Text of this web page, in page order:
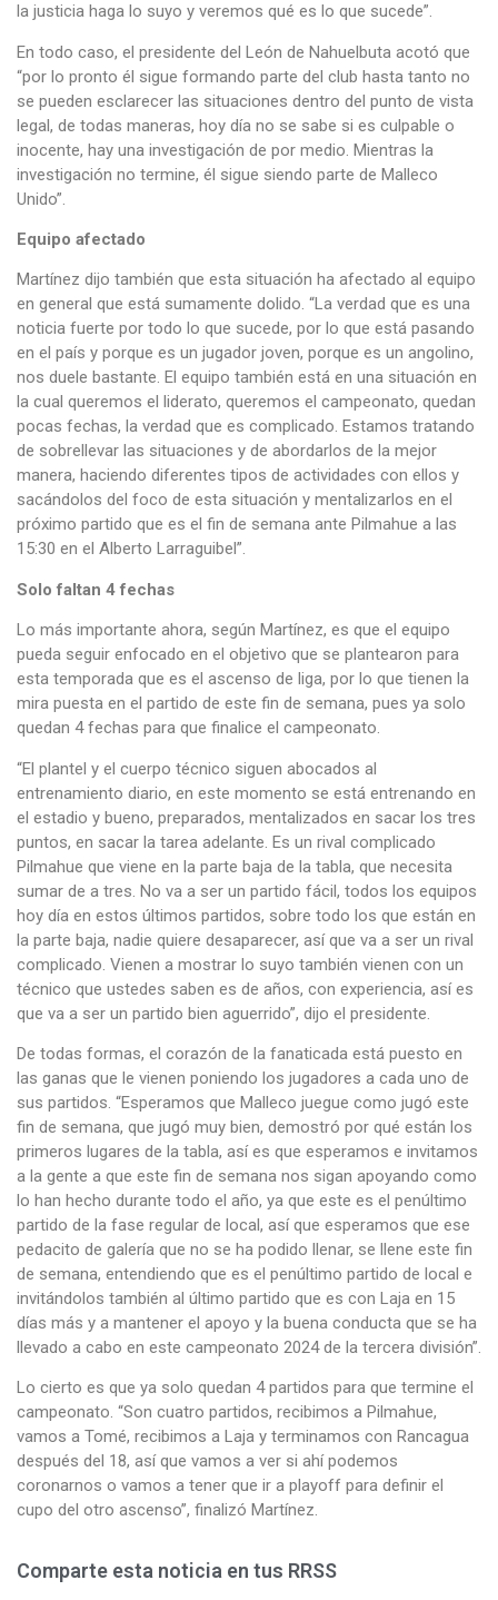
la justicia haga lo suyo y veremos qué es lo que sucede”.
En todo caso, el presidente del León de Nahuelbuta acotó que
“por lo pronto él sigue formando parte del club hasta tanto no
se pueden esclarecer las situaciones dentro del punto de vista
legal, de todas maneras, hoy día no se sabe si es culpable o
inocente, hay una investigación de por medio. Mientras la
investigación no termine, él sigue siendo parte de Malleco
Unido”.
Equipo afectado
Martínez dijo también que esta situación ha afectado al equipo
en general que está sumamente dolido. “La verdad que es una
noticia fuerte por todo lo que sucede, por lo que está pasando
en el país y porque es un jugador joven, porque es un angolino,
nos duele bastante. El equipo también está en una situación en
la cual queremos el liderato, queremos el campeonato, quedan
pocas fechas, la verdad que es complicado. Estamos tratando
de sobrellevar las situaciones y de abordarlos de la mejor
manera, haciendo diferentes tipos de actividades con ellos y
sacándolos del foco de esta situación y mentalizarlos en el
próximo partido que es el fin de semana ante Pilmahue a las
15:30 en el Alberto Larraguibel”.
Solo faltan 4 fechas
Lo más importante ahora, según Martínez, es que el equipo
pueda seguir enfocado en el objetivo que se plantearon para
esta temporada que es el ascenso de liga, por lo que tienen la
mira puesta en el partido de este fin de semana, pues ya solo
quedan 4 fechas para que finalice el campeonato.
“El plantel y el cuerpo técnico siguen abocados al
entrenamiento diario, en este momento se está entrenando en
el estadio y bueno, preparados, mentalizados en sacar los tres
puntos, en sacar la tarea adelante. Es un rival complicado
Pilmahue que viene en la parte baja de la tabla, que necesita
sumar de a tres. No va a ser un partido fácil, todos los equipos
hoy día en estos últimos partidos, sobre todo los que están en
la parte baja, nadie quiere desaparecer, así que va a ser un rival
complicado. Vienen a mostrar lo suyo también vienen con un
técnico que ustedes saben es de años, con experiencia, así es
que va a ser un partido bien aguerrido”, dijo el presidente.
De todas formas, el corazón de la fanaticada está puesto en
las ganas que le vienen poniendo los jugadores a cada uno de
sus partidos. “Esperamos que Malleco juegue como jugó este
fin de semana, que jugó muy bien, demostró por qué están los
primeros lugares de la tabla, así es que esperamos e invitamos
a la gente a que este fin de semana nos sigan apoyando como
lo han hecho durante todo el año, ya que este es el penúltimo
partido de la fase regular de local, así que esperamos que ese
pedacito de galería que no se ha podido llenar, se llene este fin
de semana, entendiendo que es el penúltimo partido de local e
invitándolos también al último partido que es con Laja en 15
días más y a mantener el apoyo y la buena conducta que se ha
llevado a cabo en este campeonato 2024 de la tercera división”.
Lo cierto es que ya solo quedan 4 partidos para que termine el
campeonato. “Son cuatro partidos, recibimos a Pilmahue,
vamos a Tomé, recibimos a Laja y terminamos con Rancagua
después del 18, así que vamos a ver si ahí podemos
coronarnos o vamos a tener que ir a playoff para definir el
cupo del otro ascenso”, finalizó Martínez.
Comparte esta noticia en tus RRSS